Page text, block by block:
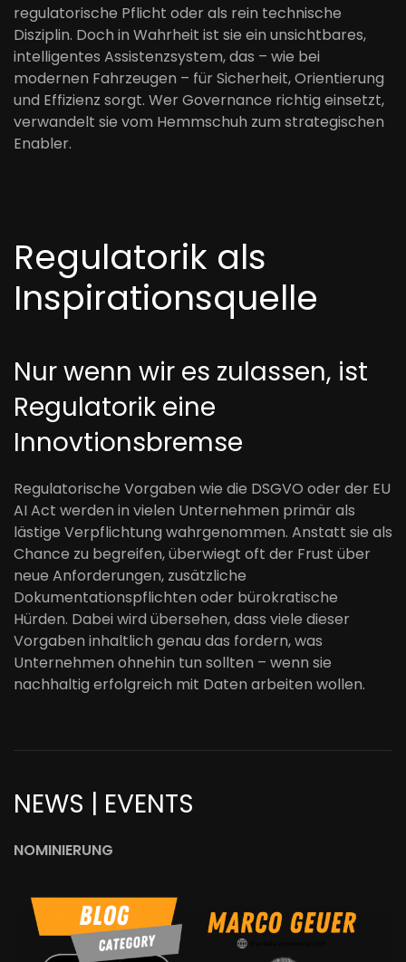
regulatorische Pflicht oder als rein technische
Disziplin. Doch in Wahrheit ist sie ein unsichtbares,
intelligentes Assistenzsystem, das – wie bei
modernen Fahrzeugen – für Sicherheit, Orientierung
und Effizienz sorgt. Wer Governance richtig einsetzt,
verwandelt sie vom Hemmschuh zum strategischen
Enabler.
Regulatorik als
Inspirationsquelle
Nur wenn wir es zulassen, ist
Regulatorik eine
Innovtionsbremse
Regulatorische Vorgaben wie die DSGVO oder der EU
AI Act werden in vielen Unternehmen primär als
lästige Verpflichtung wahrgenommen. Anstatt sie als
Chance zu begreifen, überwiegt oft der Frust über
neue Anforderungen, zusätzliche
Dokumentationspflichten oder bürokratische
Hürden. Dabei wird übersehen, dass viele dieser
Vorgaben inhaltlich genau das fordern, was
Unternehmen ohnehin tun sollten – wenn sie
nachhaltig erfolgreich mit Daten arbeiten wollen.
NEWS | EVENTS
NOMINIERUNG